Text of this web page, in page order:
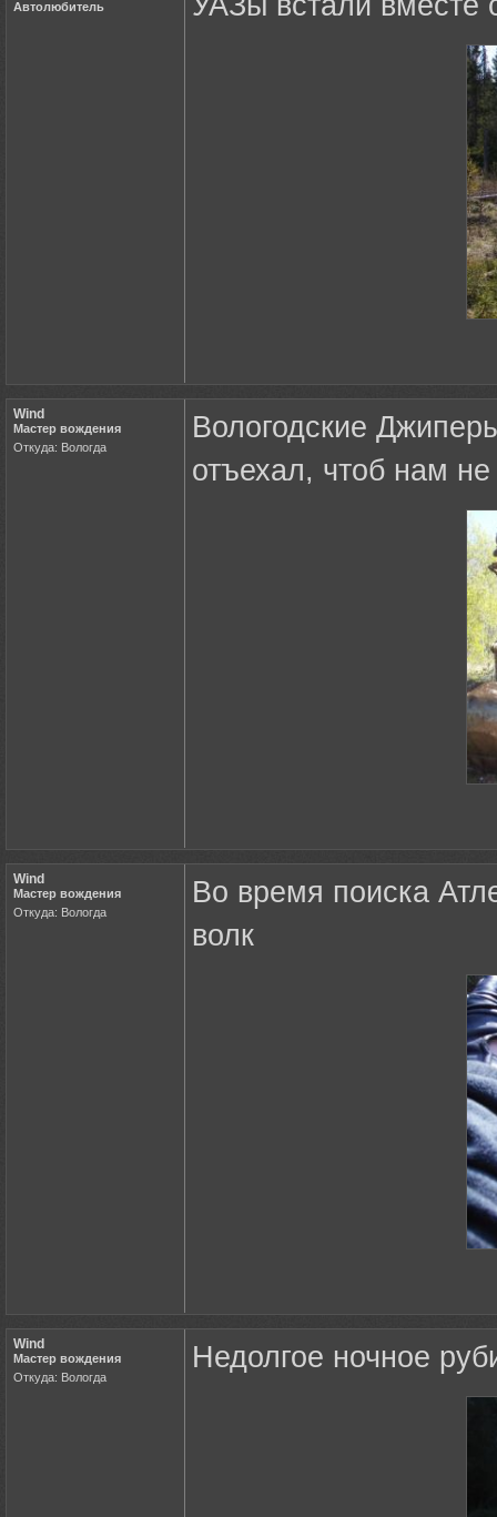
Автолюбитель
Wind
Мастер вождения
Откуда: Вологда
Вологодские
отъехал, чтоб нам
Wind
Мастер вождения
Откуда: Вологда
Во время поиска
волк
Wind
Мастер вождения
Откуда: Вологда
Недолгое ночное